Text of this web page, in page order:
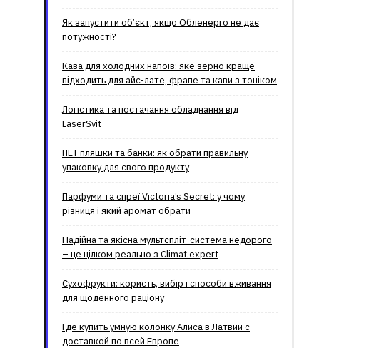
Як запустити об’єкт, якщо Обленерго не дає
потужності?
Кава для холодних напоїв: яке зерно краще
підходить для айс-лате, фрапе та кави з тоніком
Логістика та постачання обладнання від
LaserSvit
ПЕТ пляшки та банки: як обрати правильну
упаковку для свого продукту
Парфуми та спреї Victoria’s Secret: у чому
різниця і який аромат обрати
Надійна та якісна мультспліт-система недорого
– це цілком реально з Climat.еxpert
Сухофрукти: користь, вибір і способи вживання
для щоденного раціону
Где купить умную колонку Алиса в Латвии с
доставкой по всей Европе